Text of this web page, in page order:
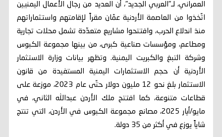
العمراني، لـ"العربي الجديد"، أن العديد من رجال الأعمال اليمنيين
اتّخذوا من العاصمة الأردنية عمّان مقراً لإقامتهم واستثماراتهم
منذ اندلاع الحرب، وافتتحوا مشاريع متعدّدة تشمل محلات تجارية
ومطاعم، ومؤسسات صناعية كبرى، من بينها مجموعة الكبوس
وشركة التبغ والكبريت اليمنية. وتظهر بيانات وزارة الاستثمار
الأردنية أن حجم الاستثمارات اليمنية المستفيدة من قانون
الاستثمار بلغ نحو 12 مليون دولار حتّى عام 2023، موزعة على
قطاعات متنوعة، كما افتتح ملك الأردن عبدالله الثاني، في
مايو/أيار 2025، مصانع مجموعة الكبوس في الأردن، التي تنتج
شاياً يوزع في أكثر من 35 دولة.